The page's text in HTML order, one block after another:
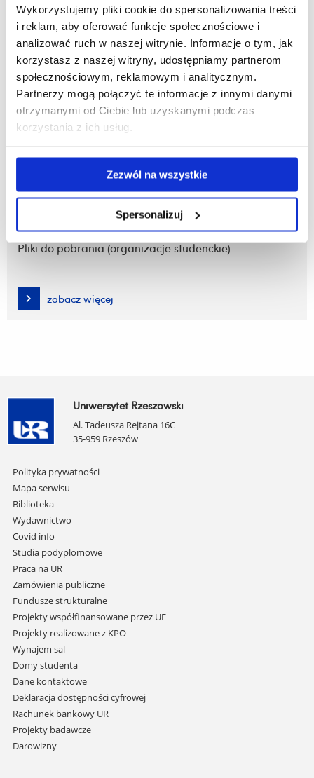
Wykorzystujemy pliki cookie do spersonalizowania treści
i reklam, aby oferować funkcje społecznościowe i
analizować ruch w naszej witrynie. Informacje o tym, jak
korzystasz z naszej witryny, udostępniamy partnerom
społecznościowym, reklamowym i analitycznym.
Partnerzy mogą połączyć te informacje z innymi danymi
otrzymanymi od Ciebie lub uzyskanymi podczas
korzystania z ich usług.
Zezwól na wszystkie
Spersonalizuj
zobacz więcej
Pliki do pobrania (Przedmioty ogólnouczelniane)
zobacz więcej
zobacz więcej
Pliki do pobrania (organizacje studenckie)
zobacz więcej
Uniwersytet Rzeszowski
Al. Tadeusza Rejtana 16C
35-959 Rzeszów
Pomiń
nawigację
i
przejdź
do
treści
Polityka prywatności
Mapa serwisu
Biblioteka
Wydawnictwo
Covid info
Studia podyplomowe
Praca na UR
Zamówienia publiczne
Fundusze strukturalne
Projekty współfinansowane przez UE
Projekty realizowane z KPO
Wynajem sal
Domy studenta
Dane kontaktowe
Deklaracja dostępności cyfrowej
Rachunek bankowy UR
Projekty badawcze
Darowizny